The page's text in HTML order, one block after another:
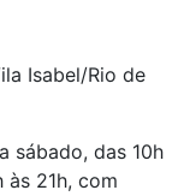
Isabel/Rio de
sábado, das 10h
às 21h, com